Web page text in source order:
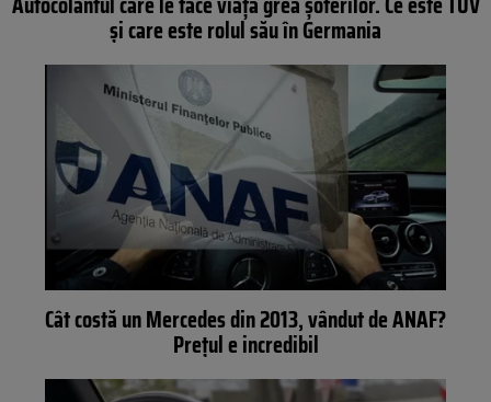
și care este rolul său în Germania
Cât costă un Mercedes din 2013, vândut de ANAF?
Prețul e incredibil